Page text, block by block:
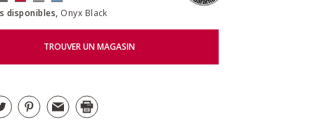
disponibles, Onyx Black
TROUVER UN MAGASIN